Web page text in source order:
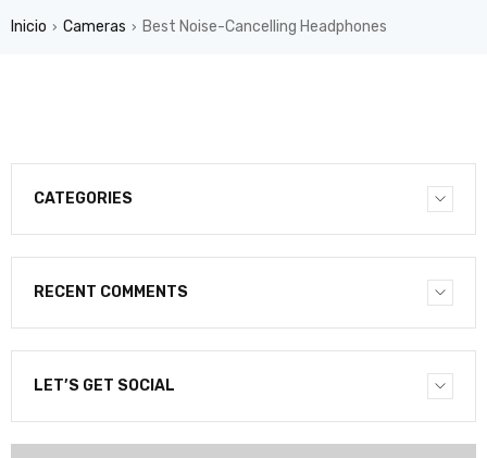
Inicio › Cameras › Best Noise-Cancelling Headphones
CATEGORIES
RECENT COMMENTS
LET’S GET SOCIAL